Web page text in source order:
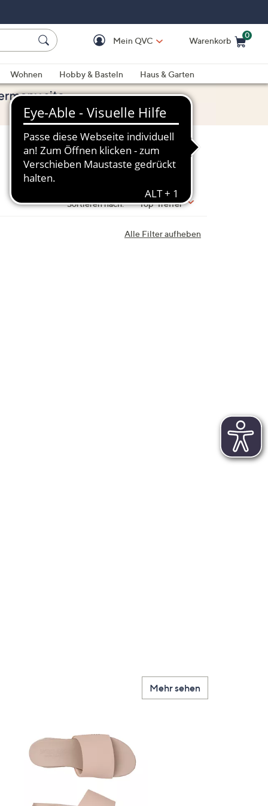
Mein QVC Warenkorb
0
Wohnen Hobby & Basteln
Haus & Garten
Sortieren nach: Top-Treffer
Alle Filter aufheben
Mehr sehen